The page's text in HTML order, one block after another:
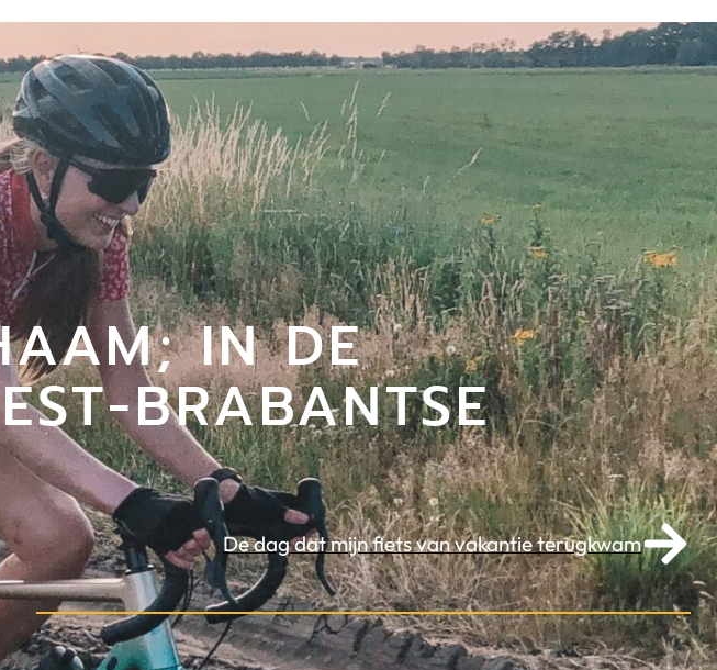
IN DE
BRABANTSE
De dag dat mijn fiets van vakantie terugkwam